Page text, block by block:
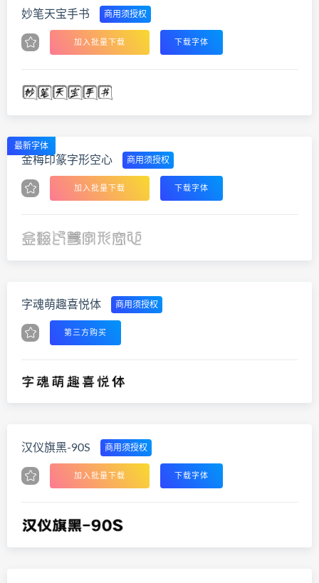
妙笔天宝手书 商用须授权
加入批量下载 下载字体
最新字体
金梅印篆字形空心 商用须授权
加入批量下载 下载字体
字魂萌趣喜悦体 商用须授权
第三方购买
汉仪旗黑-90S 商用须授权
加入批量下载 下载字体